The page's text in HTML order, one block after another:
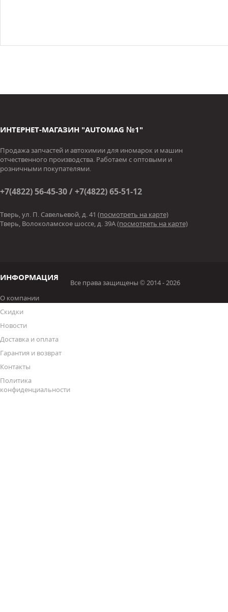
ИНТЕРНЕТ-МАГАЗИН "AUTOMAG №1"
Продажа запчастей и автохимии для иномарок и машин
отчественного производства. Работаем с оптовыми и
розничными покупателями.
+7(4822) 56-45-30 / +7(4822) 65-51-12
Тверь, ул. П. Савельевой, д. 41 (посмотреть на карте)
Тверь, Волоколамское шоссе, д. 39А(посмотреть на карте)
ИНФОРМАЦИЯ
О компании
Скидки
Новости
Доставка и оплата
Гарантия и возврат
Контакты
Политика
конфиденциальности
Все права защищены © 2014 - 2026